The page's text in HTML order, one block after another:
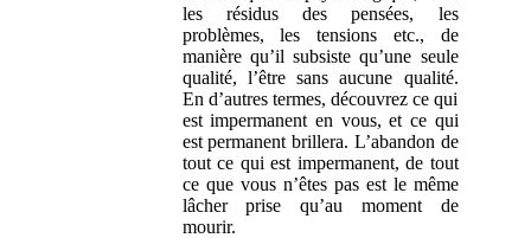
les résidus des pensées, les
problèmes, les tensions etc., de
manière qu’il subsiste qu’une seule
qualité, l’être sans aucune qualité.
En d’autres termes, découvrez ce qui
est impermanent en vous, et ce qui
est permanent brillera. L’abandon de
tout ce qui est impermanent, de tout
ce que vous n’êtes pas est le même
lâcher prise qu’au moment de
mourir.